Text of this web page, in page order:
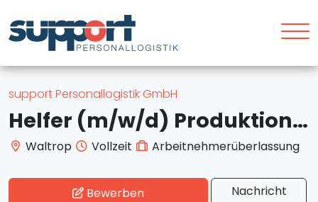
support Personallogistik GmbH
Helfer (m/w/d) Produktion, Waltrop, 15€/STD
Waltrop Vollzeit Arbeitnehmerüberlassung
Bewerben Nachricht